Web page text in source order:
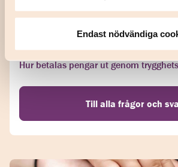
Endast nödvändiga
Vad krävs för att få ersättning genom
trygghetskapitalförsäkring?
Hur betalas pengar ut genom
Till alla frågor och